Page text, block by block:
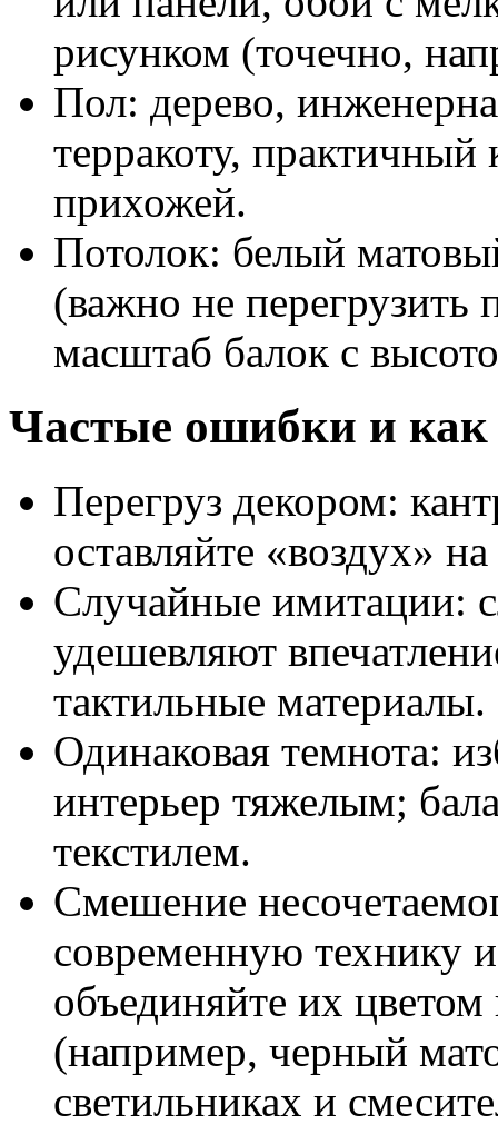
рисунком (точечно,
Пол: дерево,
терракоту,
прихожей.
Потолок: белый
(важно не перегрузить
масштаб балок с
Частые ошибки и как
Перегруз декором:
оставляйте «воздух»
Случайные имитации:
удешевляют
тактильные материалы.
Одинаковая темнота:
интерьер тяжелым;
текстилем.
Смешение
современную технику
объединяйте их
(например, черный
светильниках и